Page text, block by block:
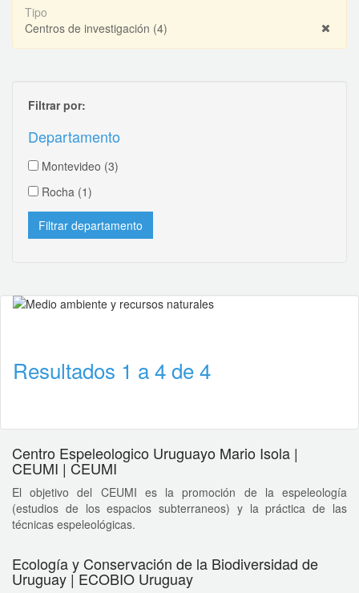
Tipo
Centros de investigación (4)
Filtrar por:
Departamento
Montevideo (3)
Rocha (1)
Resultados 1 a 4 de 4
Centro Espeleologico Uruguayo Mario Isola |
CEUMI | CEUMI
El objetivo del CEUMI es la promoción de la espeleología
(estudios de los espacios subterraneos) y la práctica de las
técnicas espeleológicas.
Ecología y Conservación de la Biodiversidad de
Uruguay | ECOBIO Uruguay